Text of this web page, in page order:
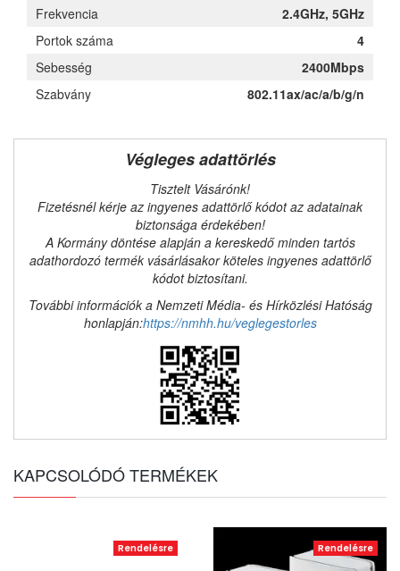
Frekvencia
2.4GHz, 5GHz
Portok száma
4
Sebesség
2400Mbps
Szabvány
802.11ax/ac/a/b/g/n
Végleges adattörlés
Tisztelt Vásárónk!
Fizetésnél kérje az ingyenes adattörlő kódot az adatainak
biztonsága érdekében!
A Kormány döntése alapján a kereskedő minden tartós
adathordozó termék vásárlásakor köteles ingyenes adattörlő
kódot biztosítani.
További információk a Nemzeti Média- és Hírközlési Hatóság
honlapján:https://nmhh.hu/veglegestorles
KAPCSOLÓDÓ TERMÉKEK
Rendelésre Rendelésre